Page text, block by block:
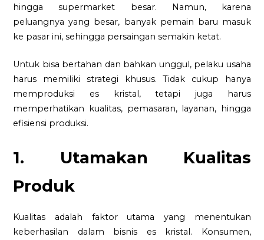
hingga supermarket besar. Namun, karena
peluangnya yang besar, banyak pemain baru masuk
ke pasar ini, sehingga persaingan semakin ketat.
Untuk bisa bertahan dan bahkan unggul, pelaku usaha
harus memiliki strategi khusus. Tidak cukup hanya
memproduksi es kristal, tetapi juga harus
memperhatikan kualitas, pemasaran, layanan, hingga
efisiensi produksi.
1. Utamakan Kualitas
Produk
Kualitas adalah faktor utama yang menentukan
keberhasilan dalam bisnis es kristal. Konsumen,